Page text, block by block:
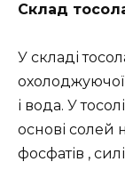
Склад
У складі
охолоджуючої
і вода. У
основі солей
фосфатів ,